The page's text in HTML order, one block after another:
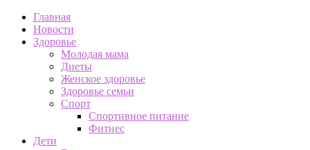
Главная
Новости
Здоровье
Молодая мама
Диеты
Женское здоровье
Здоровье семьи
Спорт
Спортивное питание
Фитнес
Дети